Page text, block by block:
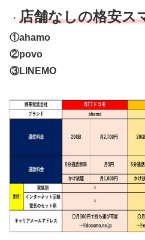
・ 店舗なしの格安ス
①ahamo
②povo
③LINEMO